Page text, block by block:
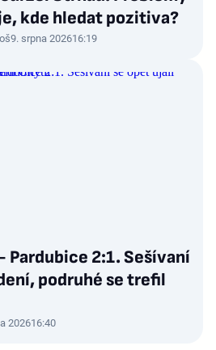
kde hledat pozitiva?
9. srpna 202616:19
Pardubice 2:1. Sešívaní
podruhé se trefil
202616:40